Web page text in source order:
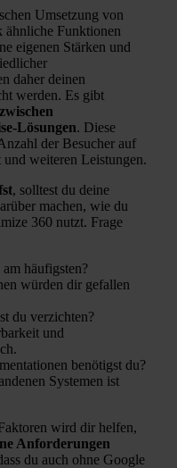
Umsetzung von
ähnliche Funktionen
eigenen Stärken und
daher deinen
werden. Es gibt
Lösungen. Diese
der Besucher auf
und weiteren Leistungen.
, solltest du deine
machen, wie du
360 nutzt. Frage
häufigsten?
würden dir gefallen
du verzichten?
und
benötigst du?
Systemen ist
wird dir helfen,
Anforderungen
du auch ohne Google